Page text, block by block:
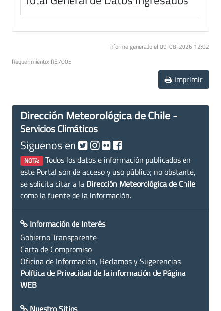
Informe generado el 09-08-2026 12:02
Requerimiento: RE7005
Imprimir
Dirección Meteorológica de Chile -
Servicios Climáticos
Siguenos en
NOTA: Todos los datos e información publicados en
este Portal son de acceso y uso público; no obstante,
se solicita citar a la Dirección Meteorológica de Chile
como la fuente de la información.
Información de Interés
Gobierno Transparente
Carta de Compromiso
Oficina de Información, Reclamos y Sugerencias
Política de Privacidad de la información de Página
WEB
Nuestro Sitios